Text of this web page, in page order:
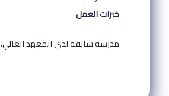
خبرات العمل
مدرسه سابقه لدى المعهد العالي.